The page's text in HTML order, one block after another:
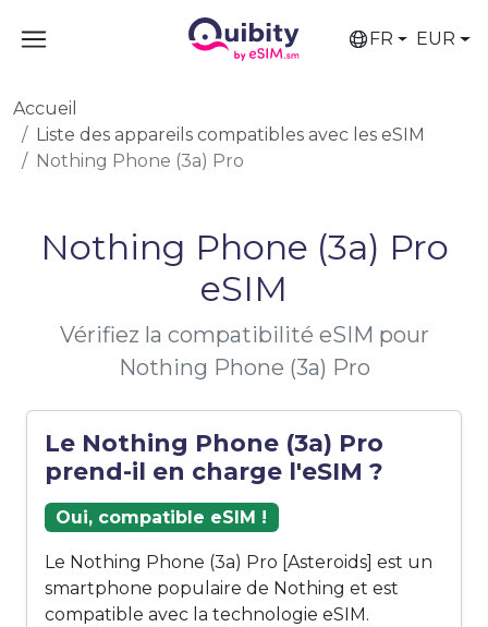
FR EUR
Accueil
Liste des appareils compatibles avec les eSIM
Nothing Phone (3a) Pro
Nothing Phone (3a) Pro
eSIM
Vérifiez la compatibilité eSIM pour
Nothing Phone (3a) Pro
Le Nothing Phone (3a) Pro
prend-il en charge l'eSIM ?
Oui, compatible eSIM !
Le Nothing Phone (3a) Pro [Asteroids] est un
smartphone populaire de Nothing et est
compatible avec la technologie eSIM.